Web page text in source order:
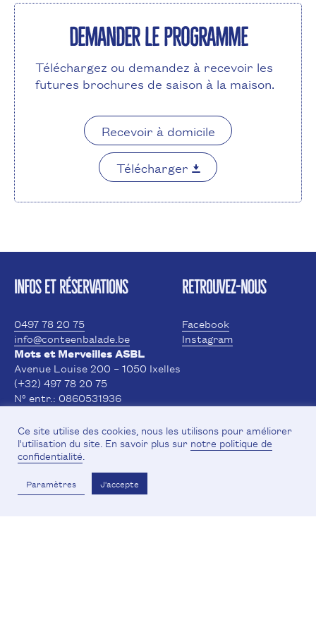
Demander le programme
Téléchargez ou demandez à recevoir les
futures brochures de saison à la maison.
Recevoir à domicile
Télécharger
Mots et Merveilles ASBL
Avenue Louise 200 – 1050 Ixelles
(+32) 497 78 20 75
N° entr.: 0860531936
IBAN: BE24 0014 9671 3838
Avec le soutien de la Fédération Wallonie-Bruxelles
et du Service Public Francophone Bruxellois
INFOS ET RÉSERVATIONS
0497 78 20 75
info@conteenbalade.be
RETROUVEZ-NOUS
Facebook
Instagram
Ce site utilise des cookies, nous les utilisons pour améliorer
l'utilisation du site. En savoir plus sur notre politique de
confidentialité
Paramètres J'accepte